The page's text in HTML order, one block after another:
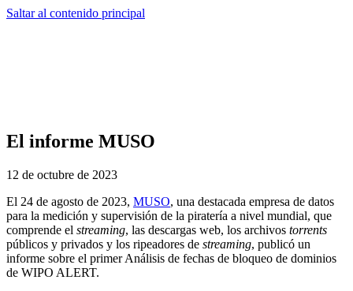
Saltar al contenido principal
El informe MUSO
12 de octubre de 2023
El 24 de agosto de 2023, MUSO, una destacada empresa de datos
para la medición y supervisión de la piratería a nivel mundial, que
comprende el streaming, las descargas web, los archivos torrents
públicos y privados y los ripeadores de streaming, publicó un
informe sobre el primer Análisis de fechas de bloqueo de dominios
de WIPO ALERT.